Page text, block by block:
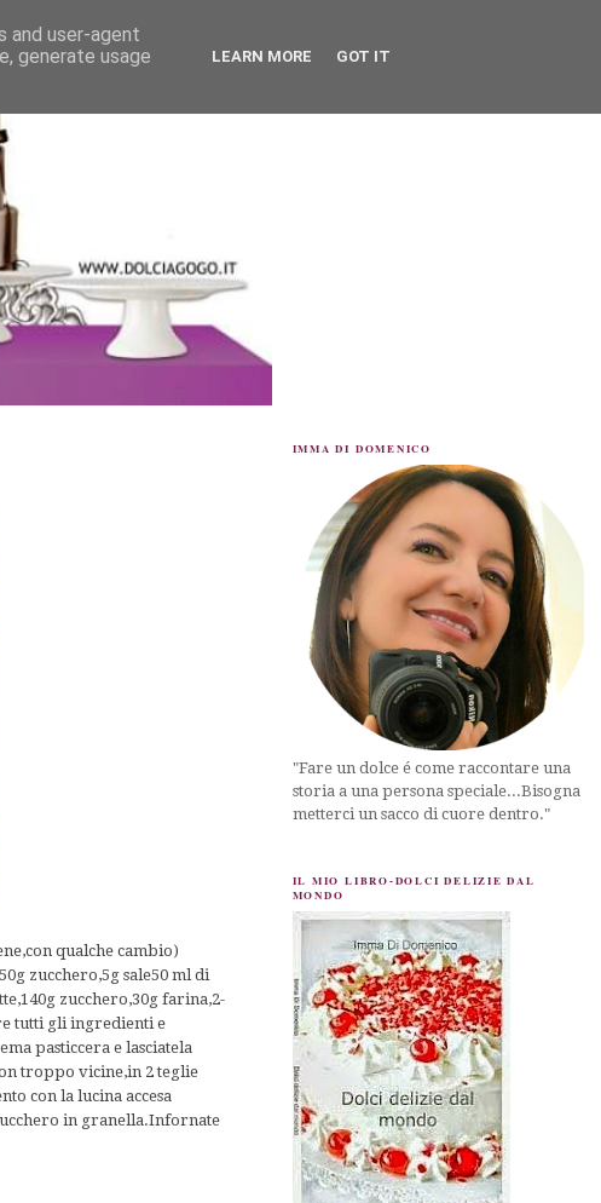
qualche cambio)
zucchero,5g sale50 ml di
zucchero,30g farina,2-
tutti gli ingredienti e
pasticcera e lasciatela
troppo vicine,in 2 teglie
con la lucina accesa
in granella.Infornate
IMMA DI DOMENICO
"Fare un dolce é come raccontare una
storia a una persona speciale...Bisogna
metterci un sacco di cuore dentro."
IL MIO LIBRO-DOLCI DELIZIE DAL
MONDO
and user-agent
generate usage
LEARN MORE GOT IT